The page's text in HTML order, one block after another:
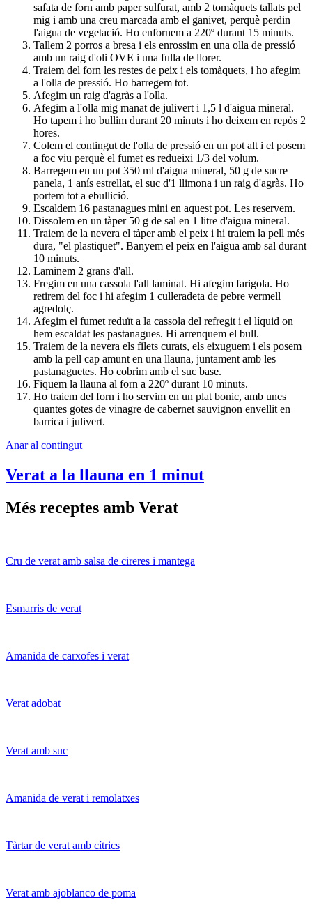
safata de forn amb paper sulfurat, amb 2 tomàquets tallats pel
mig i amb una creu marcada amb el ganivet, perquè perdin
l'aigua de vegetació. Ho enfornem a 220º durant 15 minuts.
Tallem 2 porros a bresa i els enrossim en una olla de pressió
amb un raig d'oli OVE i una fulla de llorer.
Traiem del forn les restes de peix i els tomàquets, i ho afegim
a l'olla de pressió. Ho barregem tot.
Afegim un raig d'agràs a l'olla.
Afegim a l'olla mig manat de julivert i 1,5 l d'aigua mineral.
Ho tapem i ho bullim durant 20 minuts i ho deixem en repòs 2
hores.
Colem el contingut de l'olla de pressió en un pot alt i el posem
a foc viu perquè el fumet es redueixi 1/3 del volum.
Barregem en un pot 350 ml d'aigua mineral, 50 g de sucre
panela, 1 anís estrellat, el suc d'1 llimona i un raig d'agràs. Ho
portem tot a ebullició.
Escaldem 16 pastanagues mini en aquest pot. Les reservem.
Dissolem en un tàper 50 g de sal en 1 litre d'aigua mineral.
Traiem de la nevera el tàper amb el peix i hi traiem la pell més
dura, "el plastiquet". Banyem el peix en l'aigua amb sal durant
10 minuts.
Laminem 2 grans d'all.
Fregim en una cassola l'all laminat. Hi afegim farigola. Ho
retirem del foc i hi afegim 1 culleradeta de pebre vermell
agredolç.
Afegim el fumet reduït a la cassola del refregit i el líquid on
hem escaldat les pastanagues. Hi arrenquem el bull.
Traiem de la nevera els filets curats, els eixuguem i els posem
amb la pell cap amunt en una llauna, juntament amb les
pastanaguetes. Ho cobrim amb el suc base.
Fiquem la llauna al forn a 220º durant 10 minuts.
Ho traiem del forn i ho servim en un plat bonic, amb unes
quantes gotes de vinagre de cabernet sauvignon envellit en
barrica i julivert.
Anar al contingut
Verat a la llauna en 1 minut
Més receptes amb Verat
Cru de verat amb salsa de cireres i mantega
Esmarris de verat
Amanida de carxofes i verat
Verat adobat
Verat amb suc
Amanida de verat i remolatxes
Tàrtar de verat amb cítrics
Verat amb ajoblanco de poma